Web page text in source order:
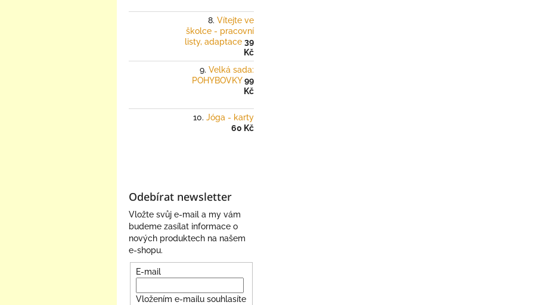
Vítejte ve
školce - pracovní
listy, adaptace 39
Kč
Velká sada:
POHYBOVKY 99
Kč
Jóga - karty
60 Kč
Odebírat newsletter
Vložte svůj e-mail a my vám
budeme zasílat informace o
nových produktech na našem
e-shopu.
E-mail
Vložením e-mailu souhlasíte